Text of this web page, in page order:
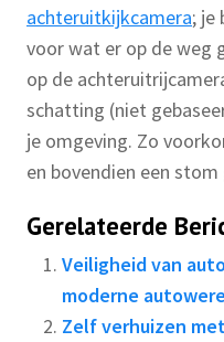
achteruitkijkcamera; je
voor wat er op de weg
op de
schatting (niet
je omgeving. Zo
en bovendien een stom
Gerelateerde
Veiligheid van
moderne
Zelf verhuizen